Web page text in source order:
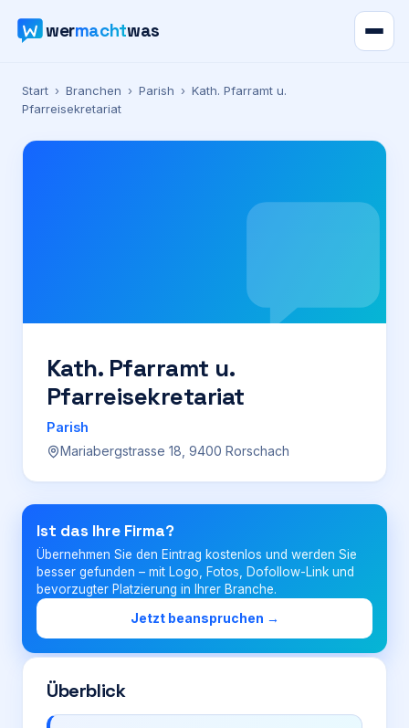
wermachtwas
Verzeichnis
Karte
Für Firmen
Login
Start › Branchen › Parish › Kath. Pfarramt u.
Pfarreisekretariat
Kath. Pfarramt u.
Pfarreisekretariat
Parish
Mariabergstrasse 18, 9400 Rorschach
Ist das Ihre Firma?
Übernehmen Sie den Eintrag kostenlos und werden Sie
besser gefunden – mit Logo, Fotos, Dofollow-Link und
bevorzugter Platzierung in Ihrer Branche.
Jetzt beanspruchen →
Überblick